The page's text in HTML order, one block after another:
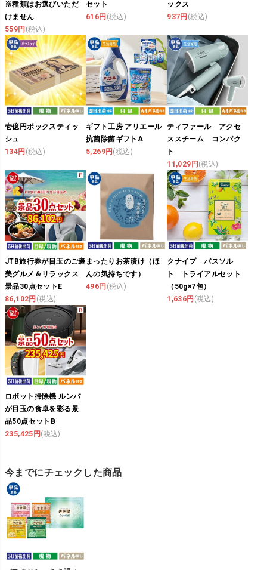
※種類はお選びいただ
けません
559円 (税込)
セット
616円 (税込)
ックス
937円 (税込)
壱億円ボックスティッ
シュ
134円 (税込)
ギフト工房 アリエール
抗菌除菌ギフトA
5,269円 (税込)
ティファール アクセ
ススチーム コンパク
ト
11,029円 (税込)
JTB旅行券が目玉のご褒
美グルメ＆リラックス
景品30点セットE
86,102円 (税込)
まったりお茶漬け（ほ
んの気持ちです）
496円 (税込)
クナイプ バスソル
ト トライアルセット
（50g×7包）
1,636円 (税込)
ロボット掃除機 ルンバ
が目玉の食卓を彩る景
品50点セットB
235,425円 (税込)
今までにチェックした商品